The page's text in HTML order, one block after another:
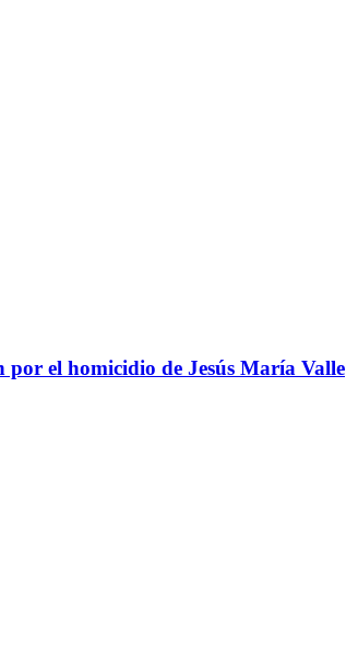
el homicidio de Jesús María Valle